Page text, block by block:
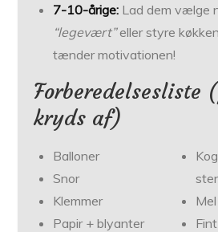
7-10-årige: Lad dem vælge
“legevært”eller styre
tænder motivationen!
Forberedelsesliste
kryds af)
Balloner
Snor
Klemmer
Papir + blyanter
Mel